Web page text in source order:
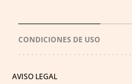
CONDICIONES DE USO
AVISO LEGAL